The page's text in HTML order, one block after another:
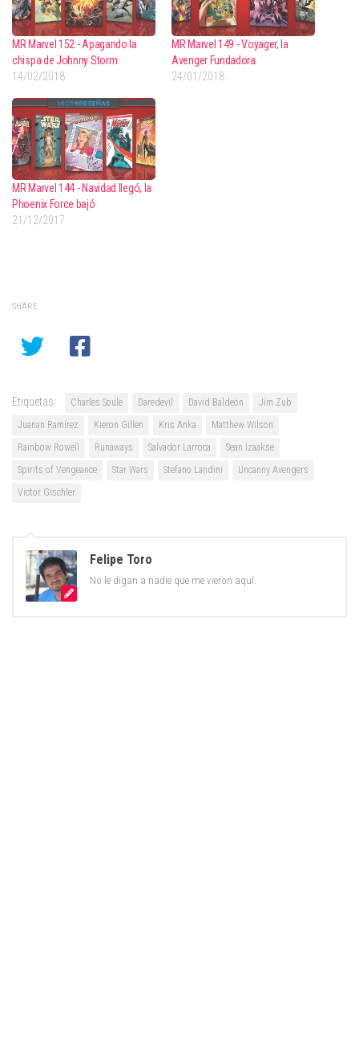
MR Marvel 152 - Apagando la
chispa de Johnny Storm
14/02/2018
MR Marvel 149 - Voyager, la
Avenger Fundadora
24/01/2018
MR Marvel 144 - Navidad llegó, la
Phoenix Force bajó
21/12/2017
SHARE
Etiquetas: Charles Soule Daredevil David Baldeón
Jim Zub
Juanan Ramírez
Kieron Gillen Kris Anka
Matthew Wilson
Rainbow Rowell
Runaways Salvador Larroca
Sean Izaakse
Spirits of Vengeance
Star Wars Stefano Landini
Uncanny Avengers
Victor Gischler
Felipe Toro
No le digan a nadie que me vieron aquí.